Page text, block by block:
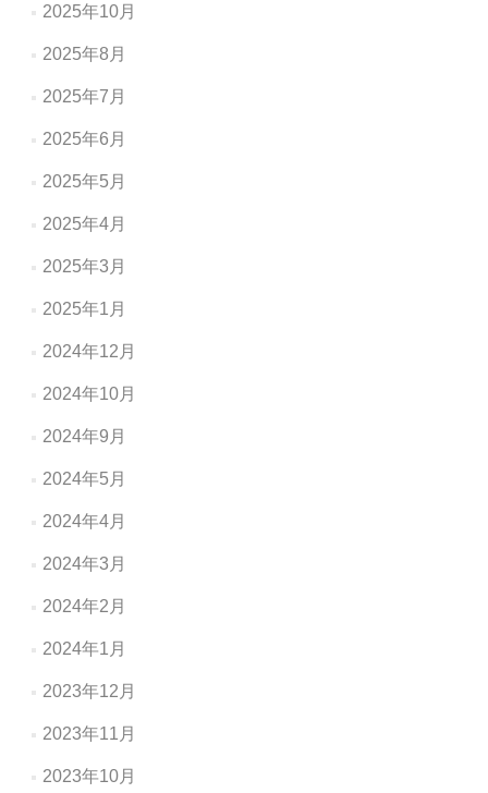
2025年10月
2025年8月
2025年7月
2025年6月
2025年5月
2025年4月
2025年3月
2025年1月
2024年12月
2024年10月
2024年9月
2024年5月
2024年4月
2024年3月
2024年2月
2024年1月
2023年12月
2023年11月
2023年10月